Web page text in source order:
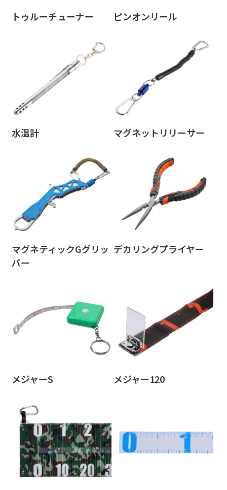
トゥルーチューナー ピンオンリール
水温計 マグネットリリーサー
マグネティックGグリッ
パー
デカリングプライヤー
メジャーS メジャー120